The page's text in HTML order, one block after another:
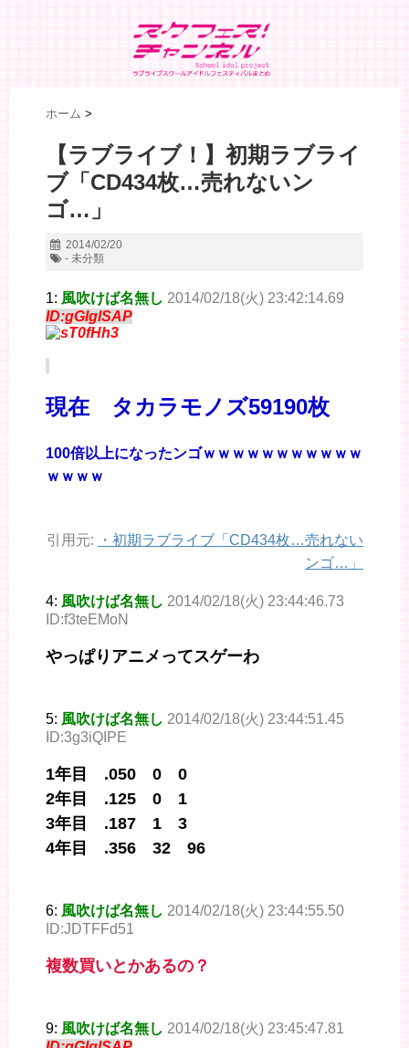
ホーム >
【ラブライブ！】初期ラブライ
ブ「CD434枚…売れないン
ゴ…」
2014/02/20
- 未分類
1: 風吹けば名無し 2014/02/18(火) 23:42:14.69
ID:gGIglSAP
現在 タカラモノズ59190枚
100倍以上になったンゴｗｗｗｗｗｗｗｗｗｗｗ
ｗｗｗｗ
引用元: ・ 初期ラブライブ「CD434枚…売れない
ンゴ…」
4: 風吹けば名無し 2014/02/18(火) 23:44:46.73
ID:f3teEMoN
やっぱりアニメってスゲーわ
5: 風吹けば名無し 2014/02/18(火) 23:44:51.45
ID:3g3iQIPE
1年目 .050 0 0
2年目 .125 0 1
3年目 .187 1 3
4年目 .356 32 96
6: 風吹けば名無し 2014/02/18(火) 23:44:55.50
ID:JDTFFd51
複数買いとかあるの？
9: 風吹けば名無し 2014/02/18(火) 23:45:47.81